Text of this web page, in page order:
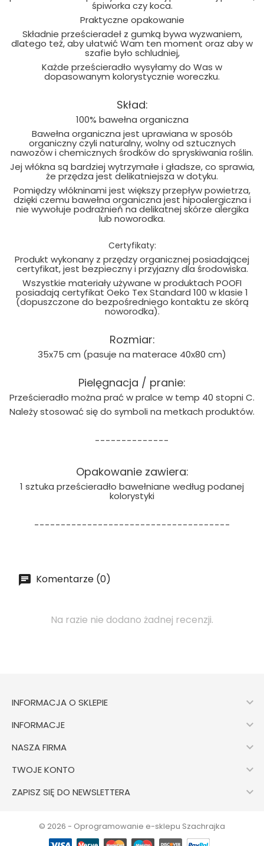
śpiworka czy koca.
Praktyczne opakowanie
Składnie prześcieradeł z gumką bywa wyzwaniem,
dlatego też, aby ułatwić Wam ten moment oraz aby w
szafie było schludniej,
Każde prześcieradło wysyłamy do Was w
dopasowanym kolorystycznie woreczku.
Skład:
100% bawełna organiczna
Bawełna organiczna jest uprawiana w sposób
organiczny czyli naturalny, wolny od sztucznych
nawozów i chemicznych środków do spryskiwania roślin.
Jej włókna są bardziej wytrzymałe i gładsze, co sprawia,
że przędza jest delikatniejsza w dotyku.
Pomiędzy włókninami jest większy przepływ powietrza,
dzięki czemu bawełna organiczna jest hipoalergiczna i
nie wywołuje podrażnień na delikatnej skórze alergika
lub noworodka.
Certyfikaty:
Produkt wykonany z przędzy organicznej posiadającej
certyfikat, jest bezpieczny i przyjazny dla środowiska.
Wszystkie materiały używane w produktach POOFI
posiadają certyfikat Oeko Tex Standard 100 w klasie 1
(dopuszczone do bezpośredniego kontaktu ze skórą
noworodka).
Rozmiar:
35x75 cm (pasuje na materace 40x80 cm)
Pielęgnacja / pranie:
Prześcieradło można prać w pralce w temp 40 stopni C.
Należy stosować się do symboli na metkach produktów.
--------------
Opakowanie zawiera:
1 sztuka prześcieradło bawełniane według podanej
kolorystyki
-------------------------------------
Komentarze (0)
Na razie nie dodano żadnej recenzji.
INFORMACJA O SKLEPIE 
INFORMACJE 
NASZA FIRMA 
TWOJE KONTO 
ZAPISZ SIĘ DO NEWSLETTERA 
© 2026 - Oprogramowanie e-sklepu Szachrajka